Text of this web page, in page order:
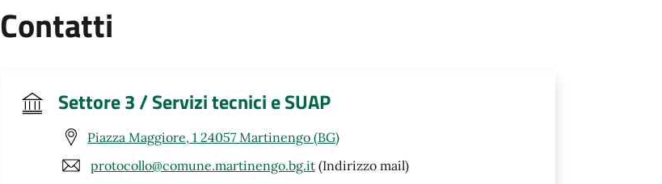
Contatti
Settore 3 / Servizi tecnici e SUAP
Piazza Maggiore, 1 24057 Martinengo (BG)
protocollo@comune.martinengo.bg.it (Indirizzo mail)